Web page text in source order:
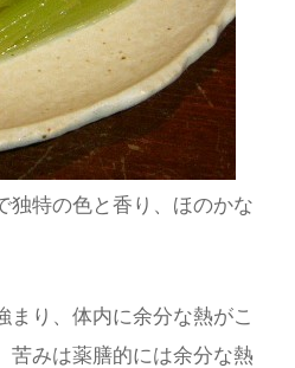
独特の色と香り、ほのかな
り、体内に余分な熱がこ
苦みは薬膳的には余分な熱